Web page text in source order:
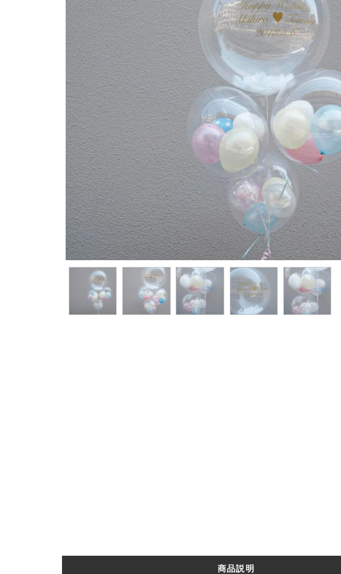
商品説明